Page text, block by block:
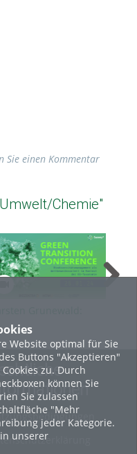
Website optimal für Sie
Buttons "Akzeptieren"
zu. Durch
können Sie
Sie zulassen
"Mehr
jeder Kategorie.
unserer
Sie einen Kommentar
Chemie"
der
Transition
2024)